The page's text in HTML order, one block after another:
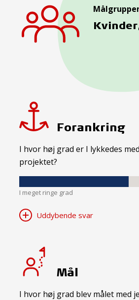
Forankring
I hvor høj grad er I lykkedes
projektet?
I meget ringe grad
Uddybende svar
Mål
I hvor høj grad blev målet med